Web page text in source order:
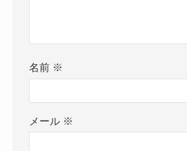
名前 ※
メール ※